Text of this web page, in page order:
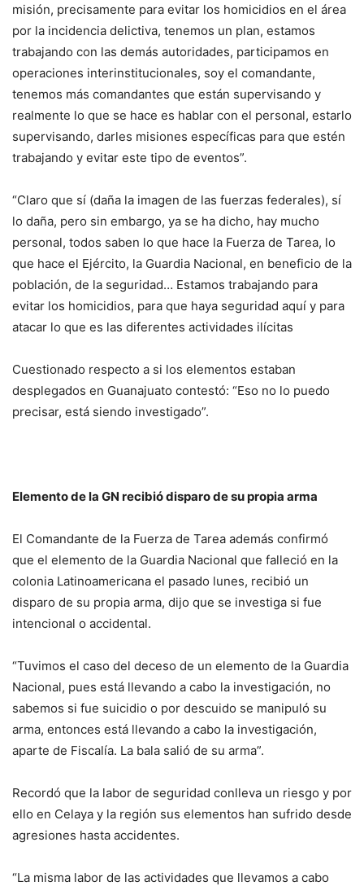
misión, precisamente para evitar los homicidios en el área
por la incidencia delictiva, tenemos un plan, estamos
trabajando con las demás autoridades, participamos en
operaciones interinstitucionales, soy el comandante,
tenemos más comandantes que están supervisando y
realmente lo que se hace es hablar con el personal, estarlo
supervisando, darles misiones específicas para que estén
trabajando y evitar este tipo de eventos”.
“Claro que sí (daña la imagen de las fuerzas federales), sí
lo daña, pero sin embargo, ya se ha dicho, hay mucho
personal, todos saben lo que hace la Fuerza de Tarea, lo
que hace el Ejército, la Guardia Nacional, en beneficio de la
población, de la seguridad… Estamos trabajando para
evitar los homicidios, para que haya seguridad aquí y para
atacar lo que es las diferentes actividades ilícitas
Cuestionado respecto a si los elementos estaban
desplegados en Guanajuato contestó: “Eso no lo puedo
precisar, está siendo investigado”.
Elemento de la GN recibió disparo de su propia arma
El Comandante de la Fuerza de Tarea además confirmó
que el elemento de la Guardia Nacional que falleció en la
colonia Latinoamericana el pasado lunes, recibió un
disparo de su propia arma, dijo que se investiga si fue
intencional o accidental.
“Tuvimos el caso del deceso de un elemento de la Guardia
Nacional, pues está llevando a cabo la investigación, no
sabemos si fue suicidio o por descuido se manipuló su
arma, entonces está llevando a cabo la investigación,
aparte de Fiscalía. La bala salió de su arma”.
Recordó que la labor de seguridad conlleva un riesgo y por
ello en Celaya y la región sus elementos han sufrido desde
agresiones hasta accidentes.
“La misma labor de las actividades que llevamos a cabo